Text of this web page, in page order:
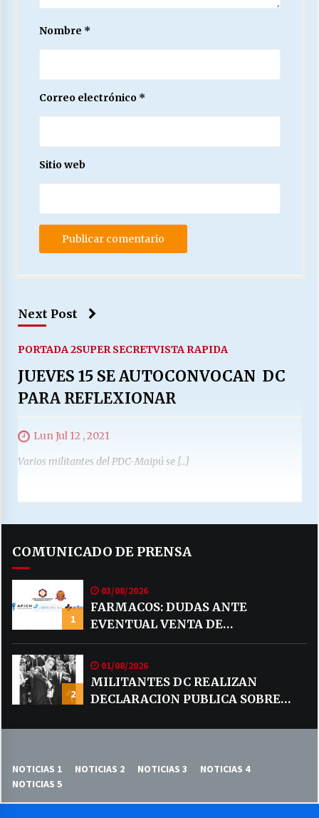
Nombre *
Correo electrónico *
Sitio web
Next Post
PORTADA 2SUPER SECRETVISTA RAPIDA
JUEVES 15 SE AUTOCONVOCAN DC
PARA REFLEXIONAR
Lun Jul 12 , 2021
Varios militantes del PDC-Maipú se […]
COMUNICADO DE PRENSA
1
03/08/2026
FARMACOS: DUDAS ANTE
EVENTUAL VENTA DE
MEDICAMENTOS POR MERCADO
LIBRE
2
01/08/2026
MILITANTES DC REALIZAN
DECLARACION PUBLICA SOBRE
NOTICIAS 1 NOTICIAS 2 NOTICIAS 3
NOTICIAS 4
NOTICIAS 5